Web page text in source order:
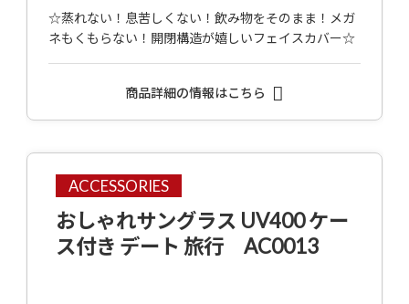
☆蒸れない！息苦しくない！飲み物をそのまま！メガ
ネもくもらない！開閉構造が嬉しいフェイスカバー☆
商品詳細の情報はこちら
ACCESSORIES
おしゃれサングラス UV400 ケー
ス付き デート 旅行 AC0013